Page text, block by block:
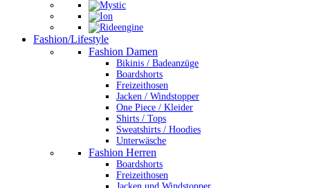
Fashion/Lifestyle
Fashion Damen
Bikinis / Badeanzüge
Boardshorts
Freizeithosen
Jacken / Windstopper
One Piece / Kleider
Shirts / Tops
Sweatshirts / Hoodies
Unterwäsche
Fashion Herren
Boardshorts
Freizeithosen